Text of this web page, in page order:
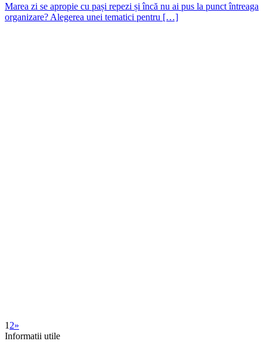
Marea zi se apropie cu pași repezi și încă nu ai pus la punct întreaga
organizare? Alegerea unei tematici pentru […]
1 2»
Informatii utile